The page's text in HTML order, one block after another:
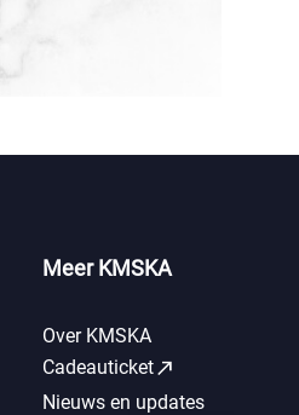
Meer KMSKA
Over KMSKA
Cadeauticketcall_made
Nieuws en updates